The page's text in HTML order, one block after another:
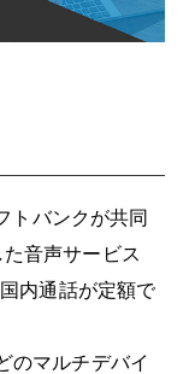
トバンクが共同
音声サービス
内通話が定額で
のマルチデバイ